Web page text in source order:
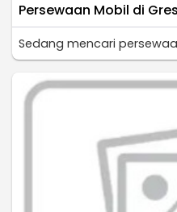
Persewaan Mobil di
Sedang mencari